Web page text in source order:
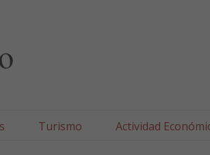
Turismo Actividad